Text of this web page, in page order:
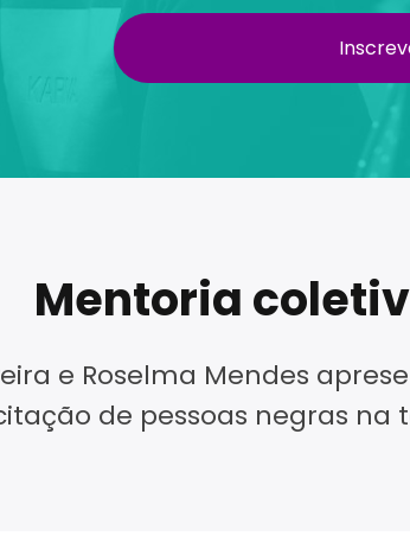
Mentoria
e Roselma Mendes
de pessoas negras na